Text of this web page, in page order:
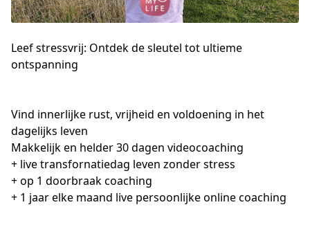
Leef stressvrij: Ontdek de sleutel tot ultieme
ontspanning
Vind innerlijke rust, vrijheid en voldoening in het
dagelijks leven
Makkelijk en helder 30 dagen videocoaching
+ live transfornatiedag leven zonder stress
+ op 1 doorbraak coaching
+ 1 jaar elke maand live persoonlijke online coaching